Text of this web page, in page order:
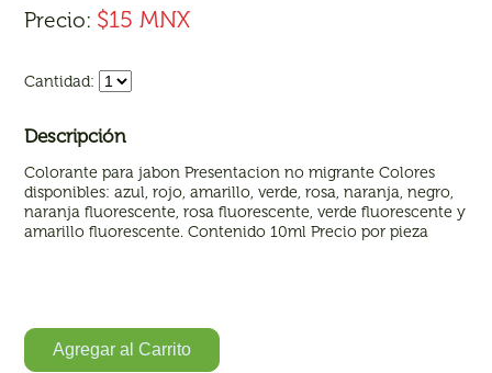
Precio: $15 MNX
Cantidad:
Descripción
Colorante para jabon Presentacion no migrante Colores
disponibles: azul, rojo, amarillo, verde, rosa, naranja, negro,
naranja fluorescente, rosa fluorescente, verde fluorescente y
amarillo fluorescente. Contenido 10ml Precio por pieza
Agregar al Carrito